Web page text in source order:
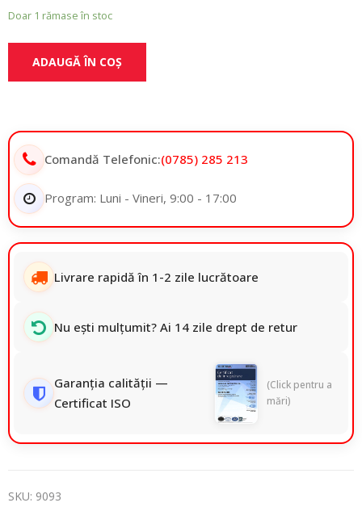
Doar 1 rămase în stoc
ADAUGĂ ÎN COȘ
Comandă Telefonic:(0785) 285 213
Program: Luni - Vineri, 9:00 - 17:00
Livrare rapidă în 1-2 zile lucrătoare
Nu ești mulțumit? Ai 14 zile drept de retur
Garanția calității —
Certificat ISO
(Click pentru a
mări)
SKU: 9093